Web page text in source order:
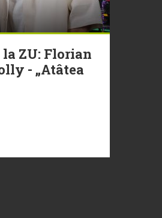
ZU: Florian
- „Atâtea